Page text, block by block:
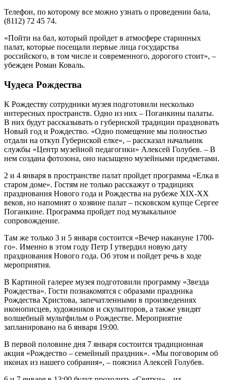
Телефон, по которому все можно узнать о проведении бала,
(8112) 72 45 74.
«Пойти на бал, который пройдет в атмосфере старинных
палат, которые посещали первые лица государства
российского, в том числе и современного, дорогого стоит», –
убежден Роман Коваль.
Чудеса Рождества
К Рождеству сотрудники музея подготовили несколько
интересных пространств. Одно из них – Поганкины палаты.
В них будут рассказывать о губернской традиции праздновать
Новый год и Рождество. «Одно помещение мы полностью
отдали на откуп Губернской елке», – рассказал начальник
службы «Центр музейной педагогики» Алексей Голубев. – В
нем создана фотозона, оно насыщено музейными предметами.
2 и 4 января в пространстве палат пройдет программа «Елка в
старом доме». Гостям не только расскажут о традициях
празднования Нового года и Рождества на рубеже XIX-XX
веков, но напомнят о хозяине палат – псковском купце Сергее
Поганкине. Программа пройдет под музыкальное
сопровождение.
Там же только 3 и 5 января состоится «Вечер накануне 1700-
го». Именно в этом году Петр I утвердил новую дату
празднования Нового года. Об этом и пойдет речь в ходе
мероприятия.
В Картиной галерее музея подготовили программу «Звезда
Рождества». Гости познакомятся с образами праздника
Рождества Христова, запечатленными в произведениях
иконописцев, художников и скульпторов, а также увидят
волшебный мультфильм о Рождестве. Мероприятие
запланировано на 6 января 19:00.
В первой половине дня 7 января состоится традиционная
акция «Рождество – семейный праздник». «Мы поговорим об
иконах из нашего собрания», – пояснил Алексей Голубев.